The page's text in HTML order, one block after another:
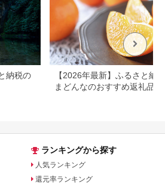
納税の
【2026年最新】ふるさと納
まどんなのおすすめ返礼品ラ
ランキングから探す
人気ランキング
還元率ランキング